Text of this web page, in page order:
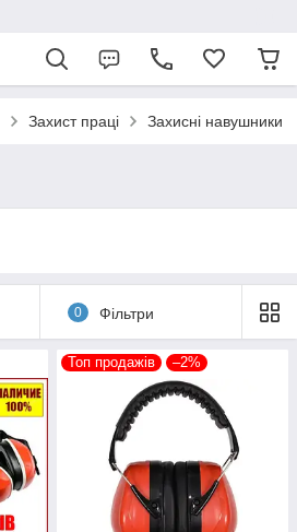
Захист праці Захисні навушники
0 Фільтри
Топ продажів –2%